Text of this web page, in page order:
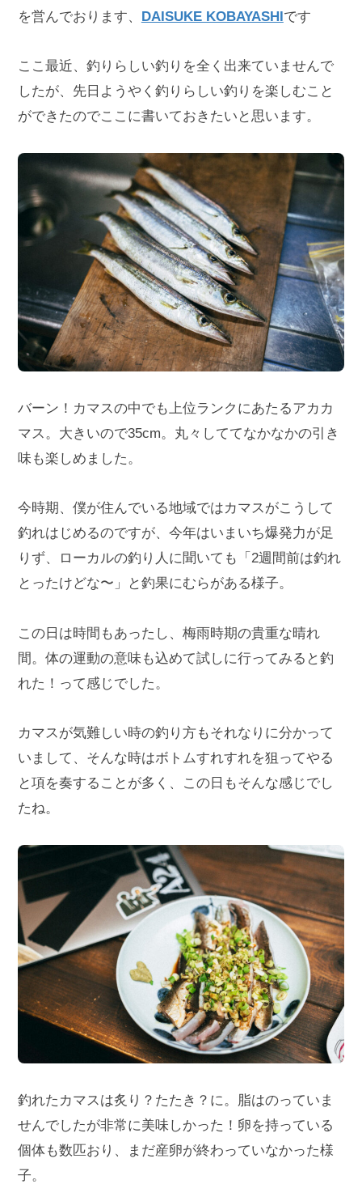
を営んでおります、 DAISUKE KOBAYASHIです
ここ最近、釣りらしい釣りを全く出来ていませんで
したが、先日ようやく釣りらしい釣りを楽しむこと
ができたのでここに書いておきたいと思います。
バーン！カマスの中でも上位ランクにあたるアカカ
マス。大きいので35cm。丸々しててなかなかの引き
味も楽しめました。
今時期、僕が住んでいる地域ではカマスがこうして
釣れはじめるのですが、今年はいまいち爆発力が足
りず、ローカルの釣り人に聞いても「2週間前は釣れ
とったけどな〜」と釣果にむらがある様子。
この日は時間もあったし、梅雨時期の貴重な晴れ
間。体の運動の意味も込めて試しに行ってみると釣
れた！って感じでした。
カマスが気難しい時の釣り方もそれなりに分かって
いまして、そんな時はボトムすれすれを狙ってやる
と項を奏することが多く、この日もそんな感じでし
たね。
釣れたカマスは炙り？たたき？に。脂はのっていま
せんでしたが非常に美味しかった！卵を持っている
個体も数匹おり、まだ産卵が終わっていなかった様
子。